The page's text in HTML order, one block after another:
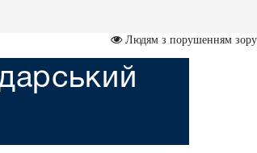
Людям з порушенням зору